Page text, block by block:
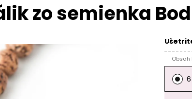
zo semienka
Obsah